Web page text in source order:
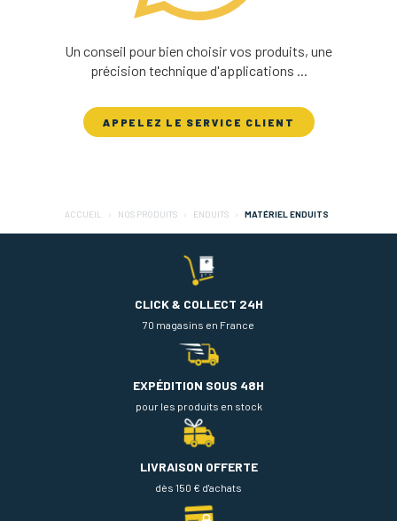
Un conseil pour bien choisir vos produits, une
précision technique d'applications ...
APPELEZ LE SERVICE CLIENT
ACCUEIL NOS PRODUITS ENDUITS MATÉRIEL ENDUITS
CLICK & COLLECT 24H
70 magasins en France
EXPÉDITION SOUS 48H
pour les produits en stock
LIVRAISON OFFERTE
dès 150 € d'achats